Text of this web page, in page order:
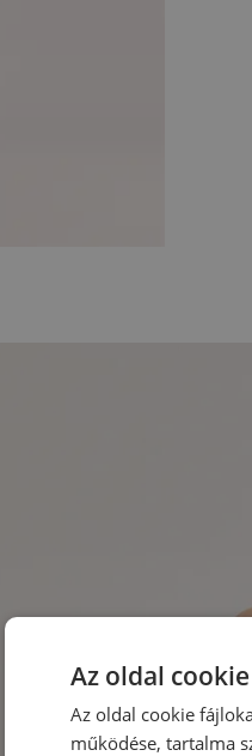
Az oldal
Az oldal cookie
működése, tartalma